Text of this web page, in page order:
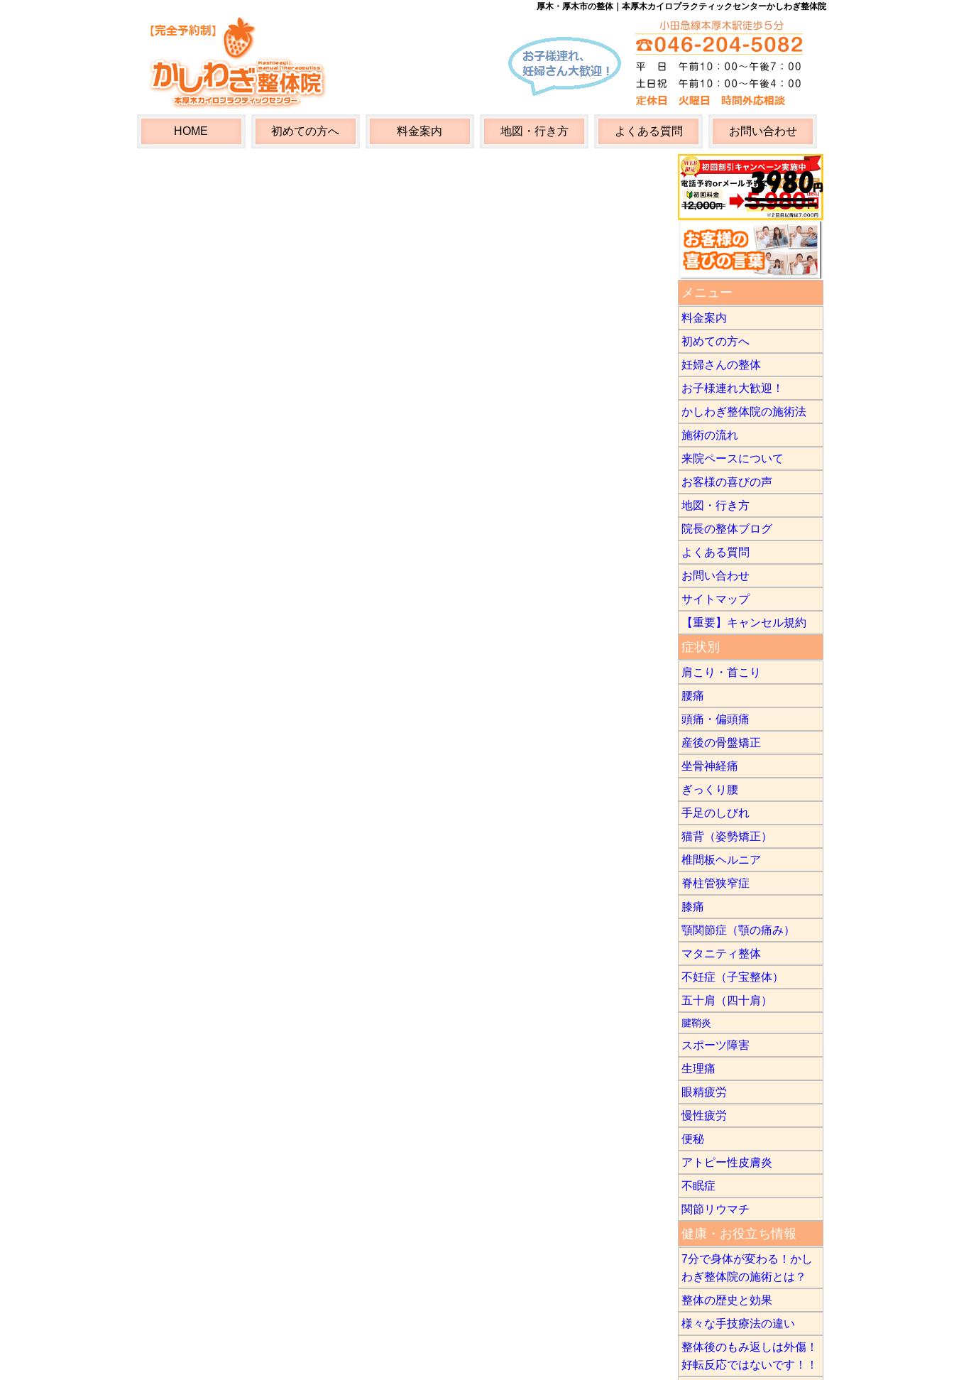
厚木・厚木市の整体｜ 本厚木カイロプラクティックセンターかしわぎ整体院
HOME 初めての方へ 料金案内 地図・行き方 よくある質問 お問い合わせ
メニュー
料金案内
初めての方へ
妊婦さんの整体
お子様連れ大歓迎！
かしわぎ整体院の施術法
施術の流れ
来院ペースについて
お客様の喜びの声
地図・行き方
院長の整体ブログ
よくある質問
お問い合わせ
サイトマップ
【重要】キャンセル規約
症状別
肩こり・首こり
腰痛
頭痛・偏頭痛
産後の骨盤矯正
坐骨神経痛
ぎっくり腰
手足のしびれ
猫背（姿勢矯正）
椎間板ヘルニア
脊柱管狭窄症
膝痛
顎関節症（顎の痛み）
マタニティ整体
不妊症（子宝整体）
五十肩（四十肩）
腱鞘炎
スポーツ障害
生理痛
眼精疲労
慢性疲労
便秘
アトピー性皮膚炎
不眠症
関節リウマチ
健康・お役立ち情報
7分で身体が変わる！かし
わぎ整体院の施術とは？
整体の歴史と効果
様々な手技療法の違い
整体後のもみ返しは外傷！
好転反応ではないです！！